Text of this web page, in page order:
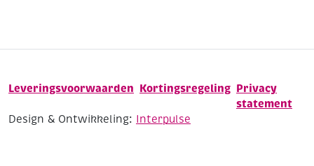
Leveringsvoorwaarden Kortingsregeling Privacy
statement
Design & Ontwikkeling: Interpulse